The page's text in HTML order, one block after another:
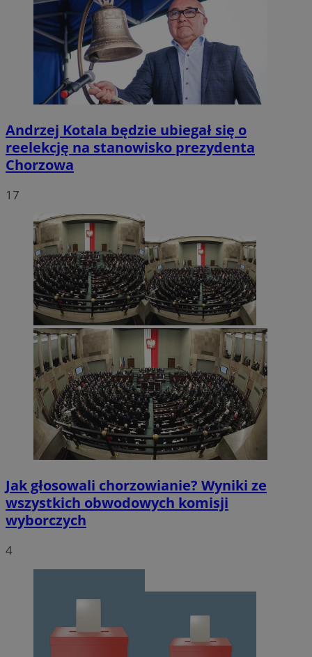
Andrzej Kotala będzie ubiegał się o
reelekcję na stanowisko prezydenta
Chorzowa
17
Jak głosowali chorzowianie? Wyniki ze
wszystkich obwodowych komisji
wyborczych
4